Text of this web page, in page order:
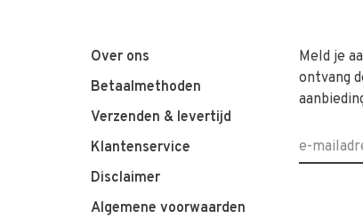
Over ons
Betaalmethoden
Verzenden & levertijd
Klantenservice
Disclaimer
Algemene voorwaarden
Meld je
ontvang